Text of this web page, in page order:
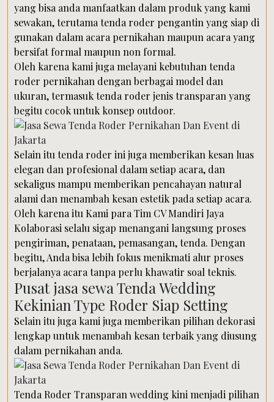
yang bisa anda manfaatkan dalam produk yang kami
sewakan, terutama tenda roder pengantin yang siap di
gunakan dalam acara pernikahan maupun acara yang
bersifat formal maupun non formal.
Oleh karena kami juga melayani kebutuhan tenda
roder pernikahan dengan berbagai model dan
ukuran, termasuk tenda roder jenis transparan yang
begitu cocok untuk konsep outdoor.
Selain itu tenda roder ini juga memberikan kesan luas
elegan dan profesional dalam setiap acara, dan
sekaligus mampu memberikan pencahayan natural
alami dan menambah kesan estetik pada setiap acara.
Oleh karena itu Kami para Tim CV Mandiri Jaya
Kolaborasi selalu sigap menangani langsung proses
pengiriman, penataan, pemasangan, tenda. Dengan
begitu, Anda bisa lebih fokus menikmati alur proses
berjalanya acara tanpa perlu khawatir soal teknis.
Pusat jasa sewa Tenda Wedding
Kekinian Type Roder Siap Setting
Selain itu juga kami juga memberikan pilihan dekorasi
lengkap untuk menambah kesan terbaik yang diusung
dalam pernikahan anda.
Tenda Roder Transparan wedding kini menjadi pilihan